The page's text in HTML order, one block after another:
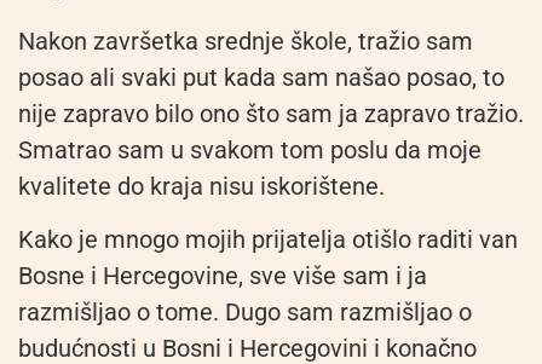
Nakon završetka srednje škole, tražio sam
posao ali svaki put kada sam našao­ posao, to
nije zapravo bilo ono što sam ja zapravo tražio.
Smatrao sam u svakom tom poslu da moje
kvalitete do kraja nisu iskorištene.
Kako je mnogo mojih prijatelja otišlo raditi van
Bosne i Hercegovine, sve više sam i ja
razmišljao o tome. Dugo sam razmišljao o
budućnosti u Bosni i Hercegovini i konačno